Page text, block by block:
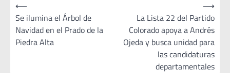
de
entradas
⟵
Se ilumina el Árbol de
Navidad en el Prado de la
Piedra Alta
La Lista 22 del Partido
Colorado apoya a Andrés
Ojeda y busca unidad para
las candidaturas
departamentales
⟶